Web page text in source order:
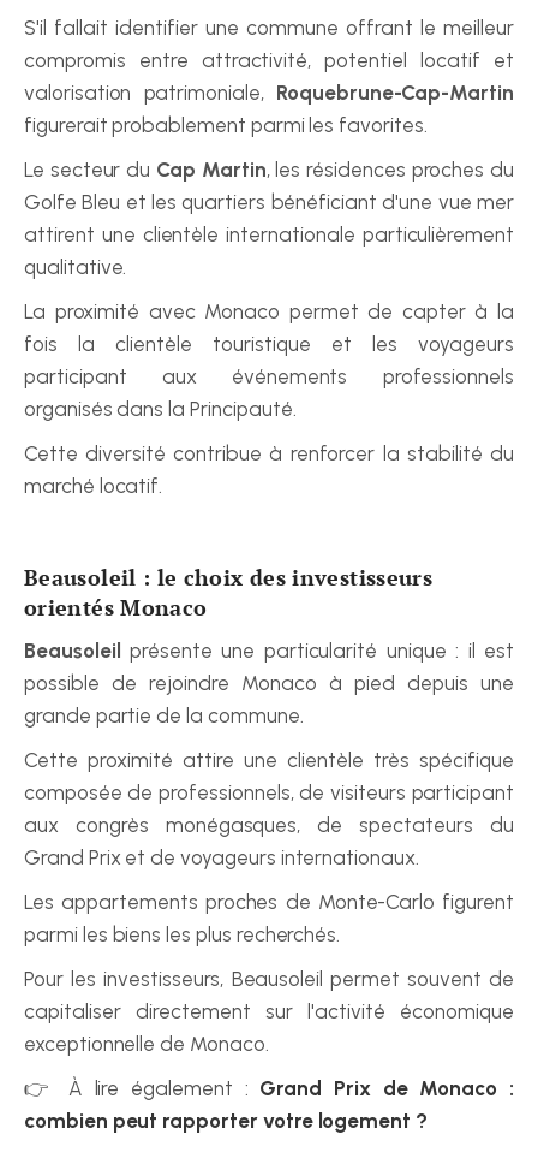
S'il fallait identifier une commune offrant le meilleur
compromis entre attractivité, potentiel locatif et
valorisation patrimoniale, Roquebrune-Cap-Martin
figurerait probablement parmi les favorites.
Le secteur du Cap Martin, les résidences proches du
Golfe Bleu et les quartiers bénéficiant d'une vue mer
attirent une clientèle internationale particulièrement
qualitative.
La proximité avec Monaco permet de capter à la
fois la clientèle touristique et les voyageurs
participant aux événements professionnels
organisés dans la Principauté.
Cette diversité contribue à renforcer la stabilité du
marché locatif.
Beausoleil : le choix des investisseurs
orientés Monaco
Beausoleil présente une particularité unique : il est
possible de rejoindre Monaco à pied depuis une
grande partie de la commune.
Cette proximité attire une clientèle très spécifique
composée de professionnels, de visiteurs participant
aux congrès monégasques, de spectateurs du
Grand Prix et de voyageurs internationaux.
Les appartements proches de Monte-Carlo figurent
parmi les biens les plus recherchés.
Pour les investisseurs, Beausoleil permet souvent de
capitaliser directement sur l'activité économique
exceptionnelle de Monaco.
👉 À lire également : Grand Prix de Monaco :
combien peut rapporter votre logement ?